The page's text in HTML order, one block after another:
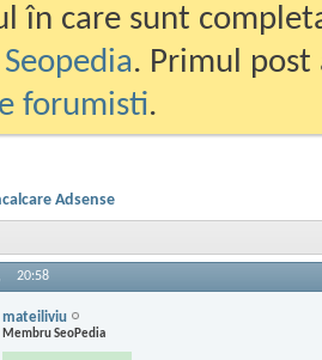
în care sunt
. Primul
forumisti.
Adsense
20:58
mateiliviu
Membru SeoPedia